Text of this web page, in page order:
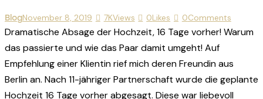
BlogNovember 8, 2019 7KViews 0Likes 0Comments
Dramatische Absage der Hochzeit, 16 Tage vorher! Warum
das passierte und wie das Paar damit umgeht! Auf
Empfehlung einer Klientin rief mich deren Freundin aus
Berlin an. Nach 11-jähriger Partnerschaft wurde die geplante
Hochzeit 16 Tage vorher abgesagt. Diese war liebevoll